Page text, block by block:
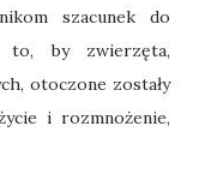
szacunek do
by zwierzęta,
otoczone zostały
i rozmnożenie,